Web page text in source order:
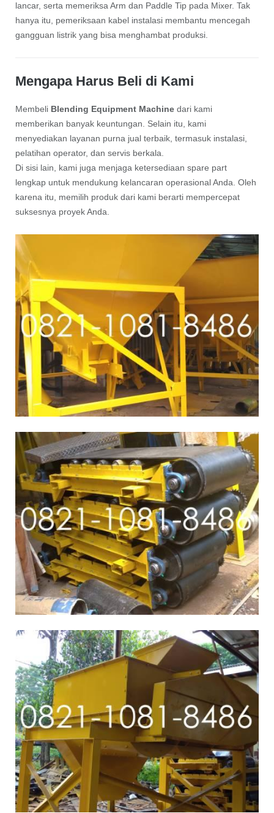
lancar, serta memeriksa Arm dan Paddle Tip pada Mixer. Tak
hanya itu, pemeriksaan kabel instalasi membantu mencegah
gangguan listrik yang bisa menghambat produksi.
Mengapa Harus Beli di Kami
Membeli Blending Equipment Machinedari kami
memberikan banyak keuntungan. Selain itu, kami
menyediakan layanan purna jual terbaik, termasuk instalasi,
pelatihan operator, dan servis berkala.
Di sisi lain, kami juga menjaga ketersediaan spare part
lengkap untuk mendukung kelancaran operasional Anda. Oleh
karena itu, memilih produk dari kami berarti mempercepat
suksesnya proyek Anda.